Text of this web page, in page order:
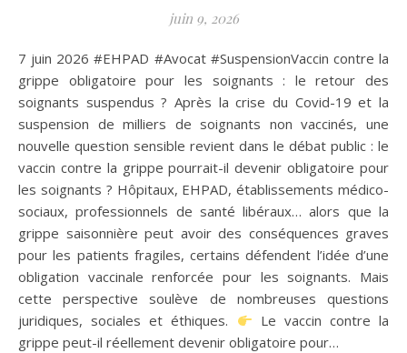
juin 9, 2026
7 juin 2026 #EHPAD #Avocat #SuspensionVaccin contre la
grippe obligatoire pour les soignants : le retour des
soignants suspendus ? Après la crise du Covid-19 et la
suspension de milliers de soignants non vaccinés, une
nouvelle question sensible revient dans le débat public : le
vaccin contre la grippe pourrait-il devenir obligatoire pour
les soignants ? Hôpitaux, EHPAD, établissements médico-
sociaux, professionnels de santé libéraux… alors que la
grippe saisonnière peut avoir des conséquences graves
pour les patients fragiles, certains défendent l’idée d’une
obligation vaccinale renforcée pour les soignants. Mais
cette perspective soulève de nombreuses questions
juridiques, sociales et éthiques.
Le vaccin contre la
grippe peut-il réellement devenir obligatoire pour…